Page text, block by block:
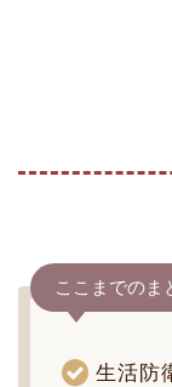
ここまでのま
生活防